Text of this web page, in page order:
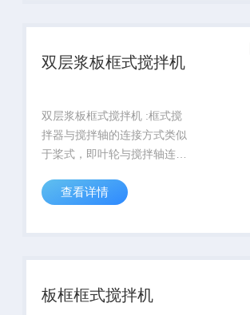
双层浆板框式搅拌机
双层浆板框式搅拌机 :框式搅
拌器与搅拌轴的连接方式类似
于桨式，即叶轮与搅拌轴连接
后两侧叶片的两个半圆环用螺
轴螺栓来固定叶片与搅拌轴。
查看详情
板框框式搅拌机